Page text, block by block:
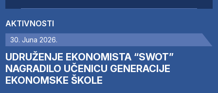
AKTIVNOSTI
30. Juna 2026.
UDRUŽENJE EKONOMISTA “SWOT”
NAGRADILO UČENICU GENERACIJE
EKONOMSKE ŠKOLE